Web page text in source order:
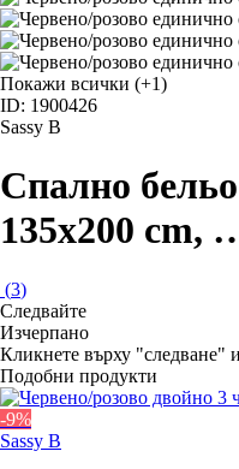
Покажи всички (+1)
ID: 1900426
Sassy B
Спално
135x200 cm,
(3)
Следвайте
Изчерпанo
Кликнете върху "следване"
Подобни продукти
-9%
Sassy B